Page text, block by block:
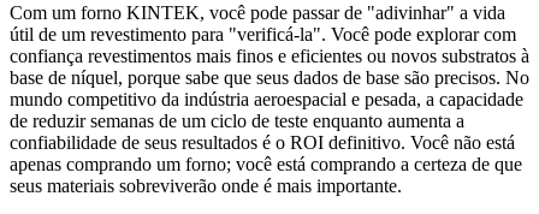
Com um forno KINTEK, você pode passar de "adivinhar" a vida
útil de um revestimento para "verificá-la". Você pode explorar com
confiança revestimentos mais finos e eficientes ou novos substratos à
base de níquel, porque sabe que seus dados de base são precisos. No
mundo competitivo da indústria aeroespacial e pesada, a capacidade
de reduzir semanas de um ciclo de teste enquanto aumenta a
confiabilidade de seus resultados é o ROI definitivo. Você não está
apenas comprando um forno; você está comprando a certeza de que
seus materiais sobreviverão onde é mais importante.